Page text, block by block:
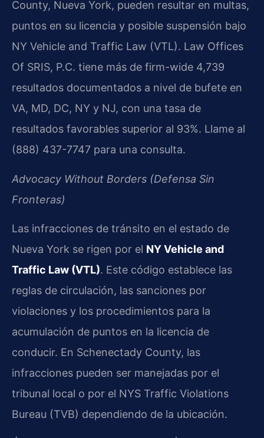
County, Nueva York, pueden resultar en multas,
puntos en su licencia y posible suspensión bajo
NY Vehicle and Traffic Law (VTL). Law Offices
Of SRIS, P.C. tiene más de firm-wide 4,739
resultados documentados a nivel de bufete en
VA, MD, DC, NY y NJ, con una tasa de
resultados favorables superior al 93%. Llame al
(888) 437-7747 para una consulta.
Advocacy Without Borders (Defensa Sin
Fronteras)
Las infracciones de tránsito en el estado de
Nueva York se rigen por el NY Vehicle and
Traffic Law (VTL). Este código establece las
reglas de circulación, las sanciones por
violaciones y los procedimientos para la
acumulación de puntos en la licencia de
conducir. En Schenectady County, las
infracciones pueden ser manejadas por el
tribunal local o por el NYS Traffic Violations
Bureau (TVB) dependiendo de la ubicación.